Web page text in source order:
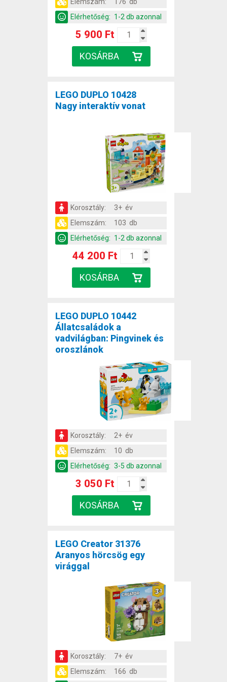
Elérhetőség: 1-2 db azonnal
5 900 Ft
LEGO DUPLO 10428
Nagy interaktív vonat
Korosztály:
3+ év
Elemszám:
103 db
Elérhetőség: 1-2 db azonnal
44 200 Ft
LEGO DUPLO 10442
Állatcsaládok a
vadvilágban: Pingvinek és
oroszlánok
Korosztály:
2+ év
Elemszám:
10 db
Elérhetőség: 3-5 db azonnal
3 050 Ft
LEGO Creator 31376
Aranyos hörcsög egy
virággal
Korosztály:
7+ év
Elemszám:
166 db